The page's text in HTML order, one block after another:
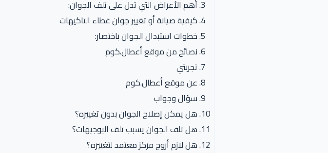
أهم الأعراض التي تدل على تلف الجوان:
كيفية صيانة أو تغيير جوان غطاء التاكيهات
خطوات استبدال الجوان باختصار:
نصائح من موقع أعطال.كوم
تجربتي
عن موقع أعطال.كوم
سؤال وجواب
هل يمكن إصلاح الجوان بدون تغييره؟
هل تلف الجوان يسبب تلف البوجيهات؟
هل لازم أروح مركز معتمد لتغييره؟